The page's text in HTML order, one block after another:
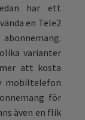
har ett
en Tele2
varianter
att kosta
mobiltelefon
för
även en flik